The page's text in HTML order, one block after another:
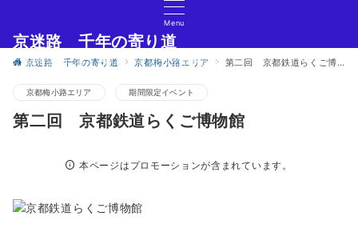
Menu
京迷路 千年の寄り道
京都の観光イベント・グルメ・ショッピングの情報サイト
京迷路 千年の寄り道 京都梅小路エリア 第二回 京都鉄道らくご博物館
京都梅小路エリア 期間限定イベント
第二回 京都鉄道らくご博物館
本ページはプロモーションが含まれています。